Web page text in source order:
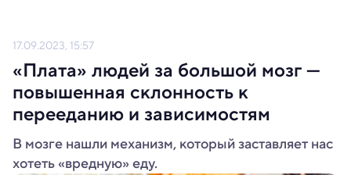
17.09.2023, 15:57
«Плата» людей за большой мозг —
повышенная склонность к
перееданию и зависимостям
В мозге нашли механизм, который заставляет нас
хотеть «вредную» еду.